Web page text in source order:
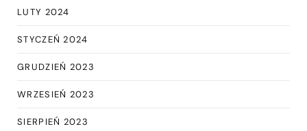
LUTY 2024
STYCZEŃ 2024
GRUDZIEŃ 2023
WRZESIEŃ 2023
SIERPIEŃ 2023